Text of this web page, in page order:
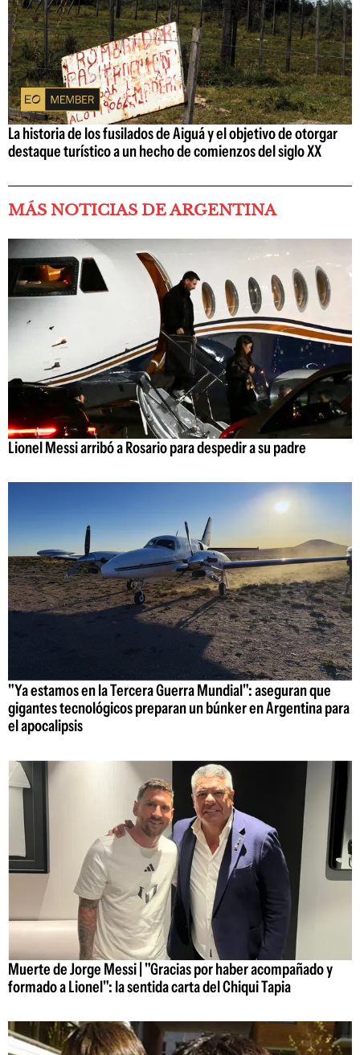
La historia de los fusilados de Aiguá y el objetivo de otorgar
destaque turístico a un hecho de comienzos del siglo XX
MÁS NOTICIAS DE ARGENTINA
Lionel Messi arribó a Rosario para despedir a su padre
"Ya estamos en la Tercera Guerra Mundial": aseguran que
gigantes tecnológicos preparan un búnker en Argentina para
el apocalipsis
Muerte de Jorge Messi | "Gracias por haber acompañado y
formado a Lionel": la sentida carta del Chiqui Tapia